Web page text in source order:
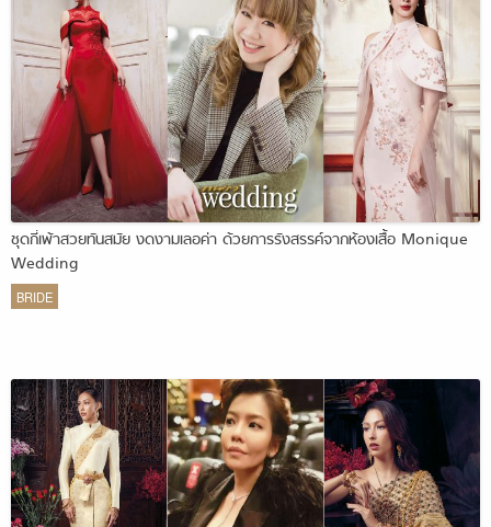
ชุดกี่เพ้าสวยทันสมัย งดงามเลอค่า ด้วยการรังสรรค์จากห้องเสื้อ Monique
Wedding
BRIDE